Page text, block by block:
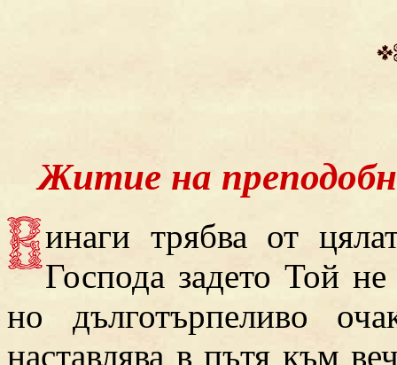
Житие на
инаги трябва от
Господа задето Той
но дълготърпеливо
наставлява в пътя към